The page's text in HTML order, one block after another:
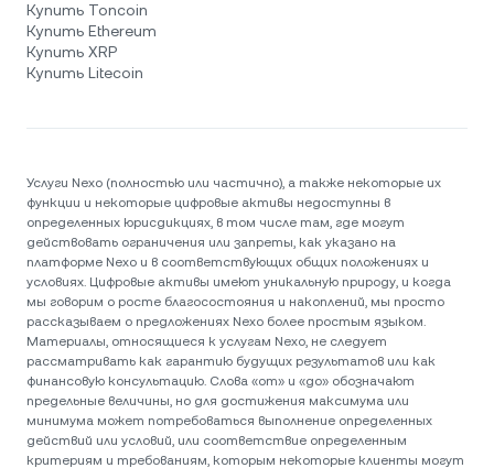
Купить Toncoin
Купить Ethereum
Купить XRP
Купить Litecoin
Услуги Nexo (полностью или частично), а также некоторые их
функции и некоторые цифровые активы недоступны в
определенных юрисдикциях, в том числе там, где могут
действовать ограничения или запреты, как указано на
платформе Nexo и в соответствующих общих положениях и
условиях. Цифровые активы имеют уникальную природу, и когда
мы говорим о росте благосостояния и накоплений, мы просто
рассказываем о предложениях Nexo более простым языком.
Материалы, относящиеся к услугам Nexo, не следует
рассматривать как гарантию будущих результатов или как
финансовую консультацию. Слова «от» и «до» обозначают
предельные величины, но для достижения максимума или
минимума может потребоваться выполнение определенных
действий или условий, или соответствие определенным
критериям и требованиям, которым некоторые клиенты могут